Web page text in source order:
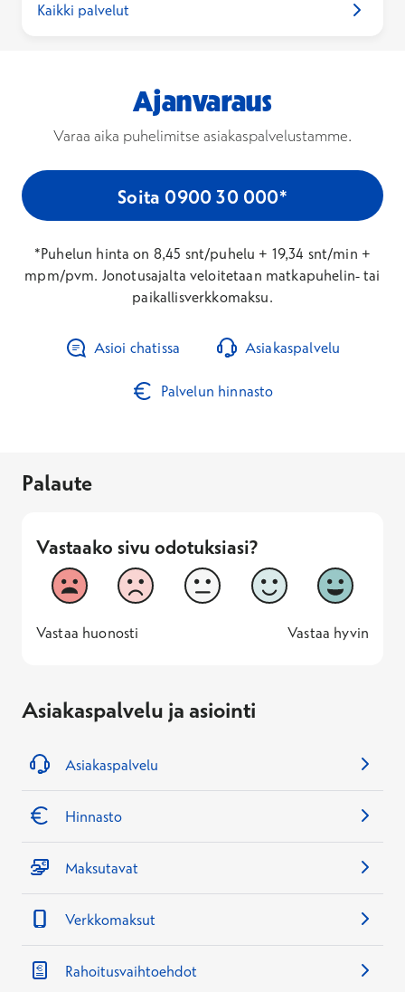
Kaikki palvelut
Ajanvaraus
Varaa aika puhelimitse asiakaspalvelustamme.
Soita 0900 30 000*
*Puhelun hinta on 8,45 snt/puhelu + 19,34 snt/min +
mpm/pvm. Jonotusajalta veloitetaan matkapuhelin- tai
paikallisverkkomaksu.
Asioi chatissa Asiakaspalvelu
Palvelun hinnasto
Palaute
Vastaako sivu odotuksiasi?
Vastaako sivu odotuksiasi?
1
Vastaa huonosti
2 3 4
5
Vastaa
1 -
Vastaa huonosti
— 5 -
Vastaa hyvin
Asiakaspalvelu ja asiointi
Asiakaspalvelu
Hinnasto
Maksutavat
Verkkomaksut
Rahoitusvaihtoehdot